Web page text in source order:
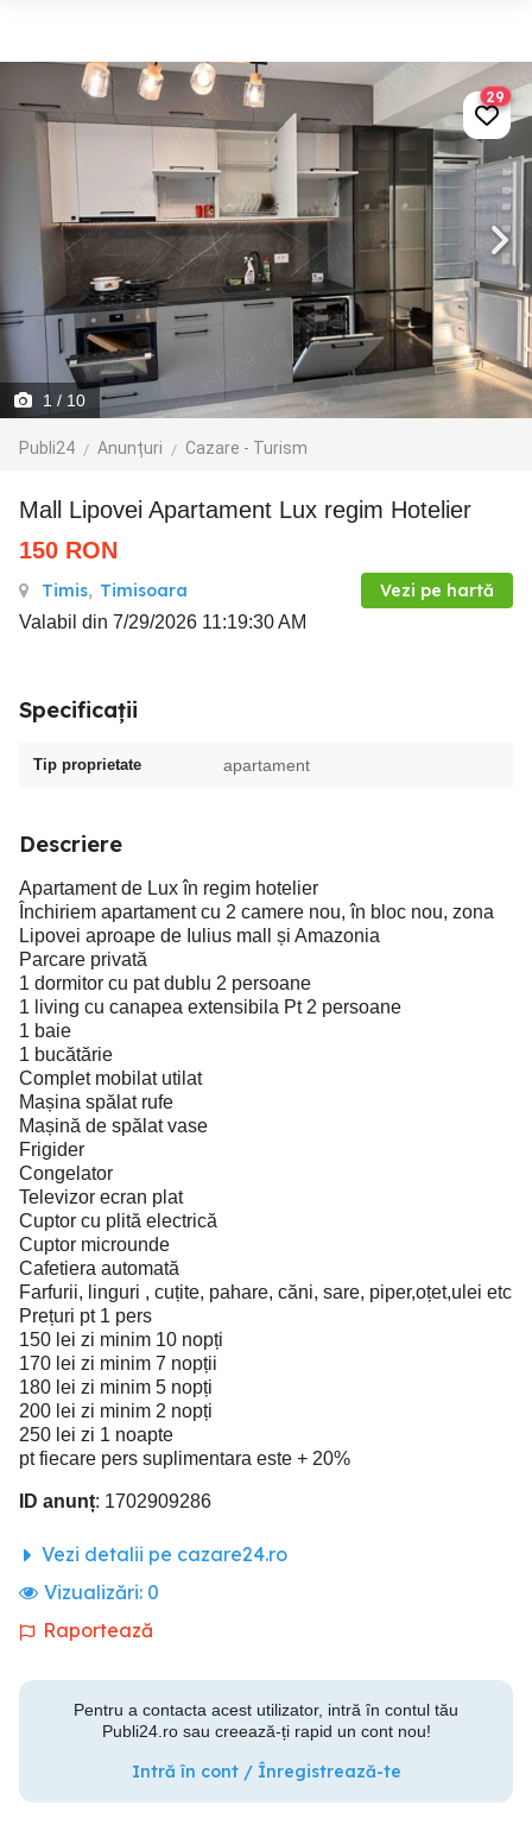
1 / 10
Publi24 Anunțuri Cazare - Turism
29
Mall Lipovei Apartament Lux regim Hotelier
150 RON
Timis, Timisoara Vezi pe hartă
Valabil din 7/29/2026 11:19:30 AM
Specificații
Tip proprietate apartament
Descriere
Apartament de Lux în regim hotelier
Închiriem apartament cu 2 camere nou, în bloc nou, zona
Lipovei aproape de Iulius mall și Amazonia
Parcare privată
1 dormitor cu pat dublu 2 persoane
1 living cu canapea extensibila Pt 2 persoane
1 baie
1 bucătărie
Complet mobilat utilat
Mașina spălat rufe
Mașină de spălat vase
Frigider
Congelator
Televizor ecran plat
Cuptor cu plită electrică
Cuptor microunde
Cafetiera automată
Farfurii, linguri , cuțite, pahare, căni, sare, piper,oțet,ulei etc
Prețuri pt 1 pers
150 lei zi minim 10 nopți
170 lei zi minim 7 nopții
180 lei zi minim 5 nopți
200 lei zi minim 2 nopți
250 lei zi 1 noapte
pt fiecare pers suplimentara este + 20%
ID anunț: 1702909286
Vezi detalii pe cazare24.ro
Vizualizări: 0
Raportează
Pentru a contacta acest utilizator, intră în contul tău
Publi24.ro sau creează-ți rapid un cont nou!
Intră în cont / Înregistrează-te